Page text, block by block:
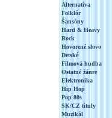
Alternatíva
Folklór
Šansóny
Hard & Heavy
Rock
Hovorené slovo
Detské
Filmová hudba
Ostatné žánre
Elektronika
Hip Hop
Pop 80s
SK/CZ tituly
Muzikál